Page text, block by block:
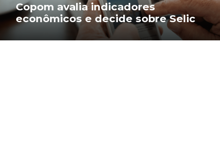
Copom avalia indicadores
econômicos e decide sobre Selic